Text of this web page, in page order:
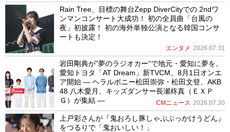
Rain Tree、目標の舞台Zepp DiverCityでの 2ndワ
ンマンコンサート大成功！ 初の全員曲「台風の
夜」初披露！ 初の海外単独公演となる韓国コンサ
ートも決定！
エンタメ 2026.07.31
岩田剛典が”夢のラジオカー”で地元・愛知に夢を。
愛知トヨタ「AT Dream」新TVCM、8月1日オンエ
ア開始 ― ヘラルボニー松田崇弥・松田文登、AKB
48 八木愛月、キッズダンサー長瀬柊真（ＥＸＰ
Ｇ）が集結 ―
CMニュース 2026.07.30
上戸彩さんが『鬼おろし豚しゃぶぶっかけうどん』
をつるりで「鬼おいしい！」